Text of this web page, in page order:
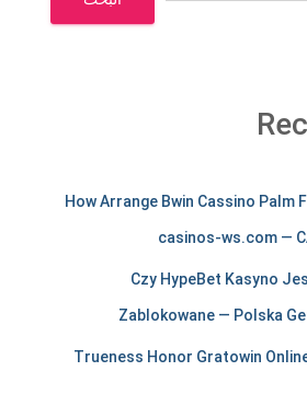
How Arrange Bwin Cassino Palm
casinos-ws.com —
Czy HypeBet Kasyno
Zablokowane — Polska
Trueness Honor Gratowin